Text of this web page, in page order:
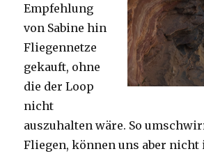
Empfehlung
von Sabine hin
Fliegennetze
gekauft, ohne
die der Loop
nicht
auszuhalten wäre. So
Fliegen, können uns aber nicht